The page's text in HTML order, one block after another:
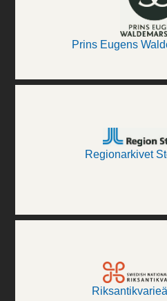
Prins Eugens
Regionarkivet